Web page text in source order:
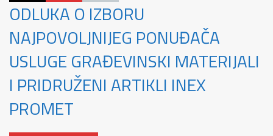
ODLUKA O IZBORU
NAJPOVOLJNIJEG PONUĐAČA
USLUGE GRAĐEVINSKI MATERIJALI
I PRIDRUŽENI ARTIKLI INEX
PROMET